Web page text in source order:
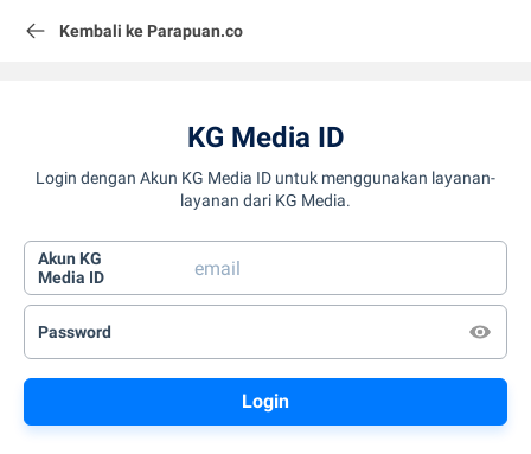
Kembali ke Parapuan.co
KG Media ID
Login dengan Akun KG Media ID untuk menggunakan layanan-
layanan dari KG Media.
Akun KG
Media ID
Password